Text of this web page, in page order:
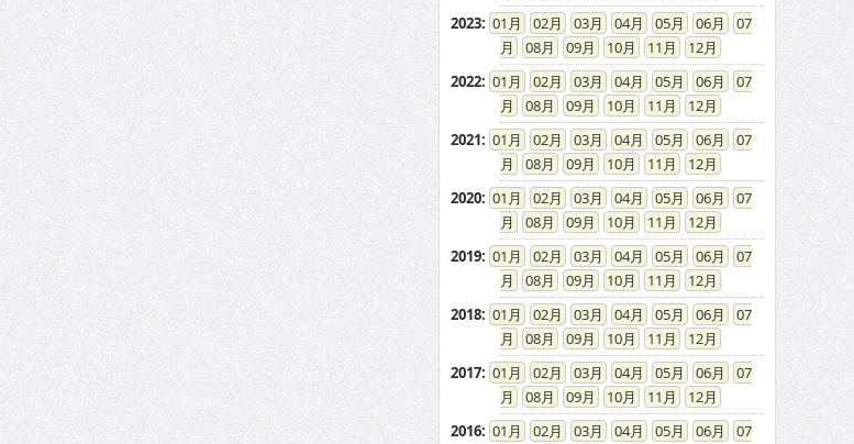
2023: 01 02 03 04 05 06
07
08
09 10 11
12
2022: 01 02 03 04 05 06
07
08
09 10 11
12
2021: 01 02 03 04 05 06
07
08
09 10 11
12
2020: 01 02 03 04 05 06
07
08
09 10 11
12
2019: 01 02 03 04 05 06
07
08
09 10 11
12
2018: 01 02 03 04 05 06
07
08
09 10 11
12
2017: 01 02 03 04 05 06
07
08
09 10 11
12
2016: 01 02 03 04 05 06
07